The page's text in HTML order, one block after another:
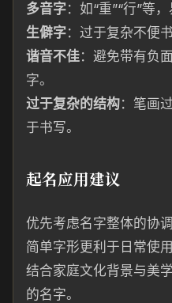
多音字：如“重”“行”等
生僻字：过于复杂不便
谐音不佳：避免带有负
字。
过于复杂的结构：笔画
于书写。
起名应用建议
优先考虑名字整体的协
简单字形更利于日常使
结合家庭文化背景与美
的名字。